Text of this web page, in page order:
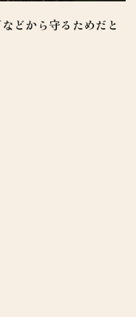
どから守るためだと